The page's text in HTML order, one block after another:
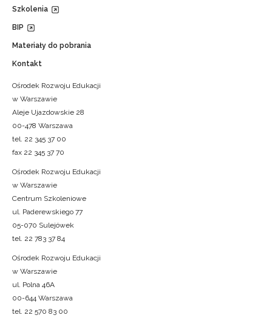
Szkolenia
BIP
Materiały do pobrania
Kontakt
Ośrodek Rozwoju Edukacji
w Warszawie
Aleje Ujazdowskie 28
00-478 Warszawa
tel. 22 345 37 00
fax 22 345 37 70
Ośrodek Rozwoju Edukacji
w Warszawie
Centrum Szkoleniowe
ul. Paderewskiego 77
05-070 Sulejówek
tel. 22 783 37 84
Ośrodek Rozwoju Edukacji
w Warszawie
ul. Polna 46A
00-644 Warszawa
tel. 22 570 83 00